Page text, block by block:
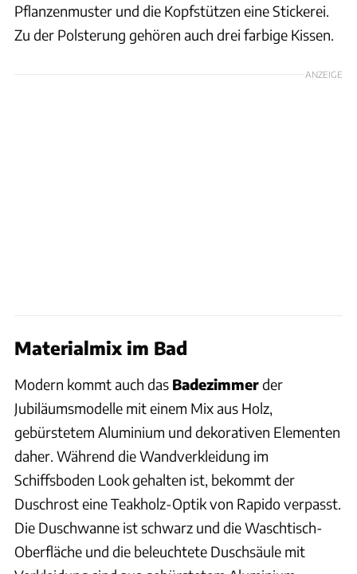
Pflanzenmuster und die Kopfstützen eine Stickerei.
Zu der Polsterung gehören auch drei farbige Kissen.
ANZEIGE
Materialmix im Bad
Modern kommt auch das Badezimmerder
Jubiläumsmodelle mit einem Mix aus Holz,
gebürstetem Aluminium und dekorativen Elementen
daher. Während die Wandverkleidung im
Schiffsboden Look gehalten ist, bekommt der
Duschrost eine Teakholz-Optik von Rapido verpasst.
Die Duschwanne ist schwarz und die Waschtisch-
Oberfläche und die beleuchtete Duschsäule mit